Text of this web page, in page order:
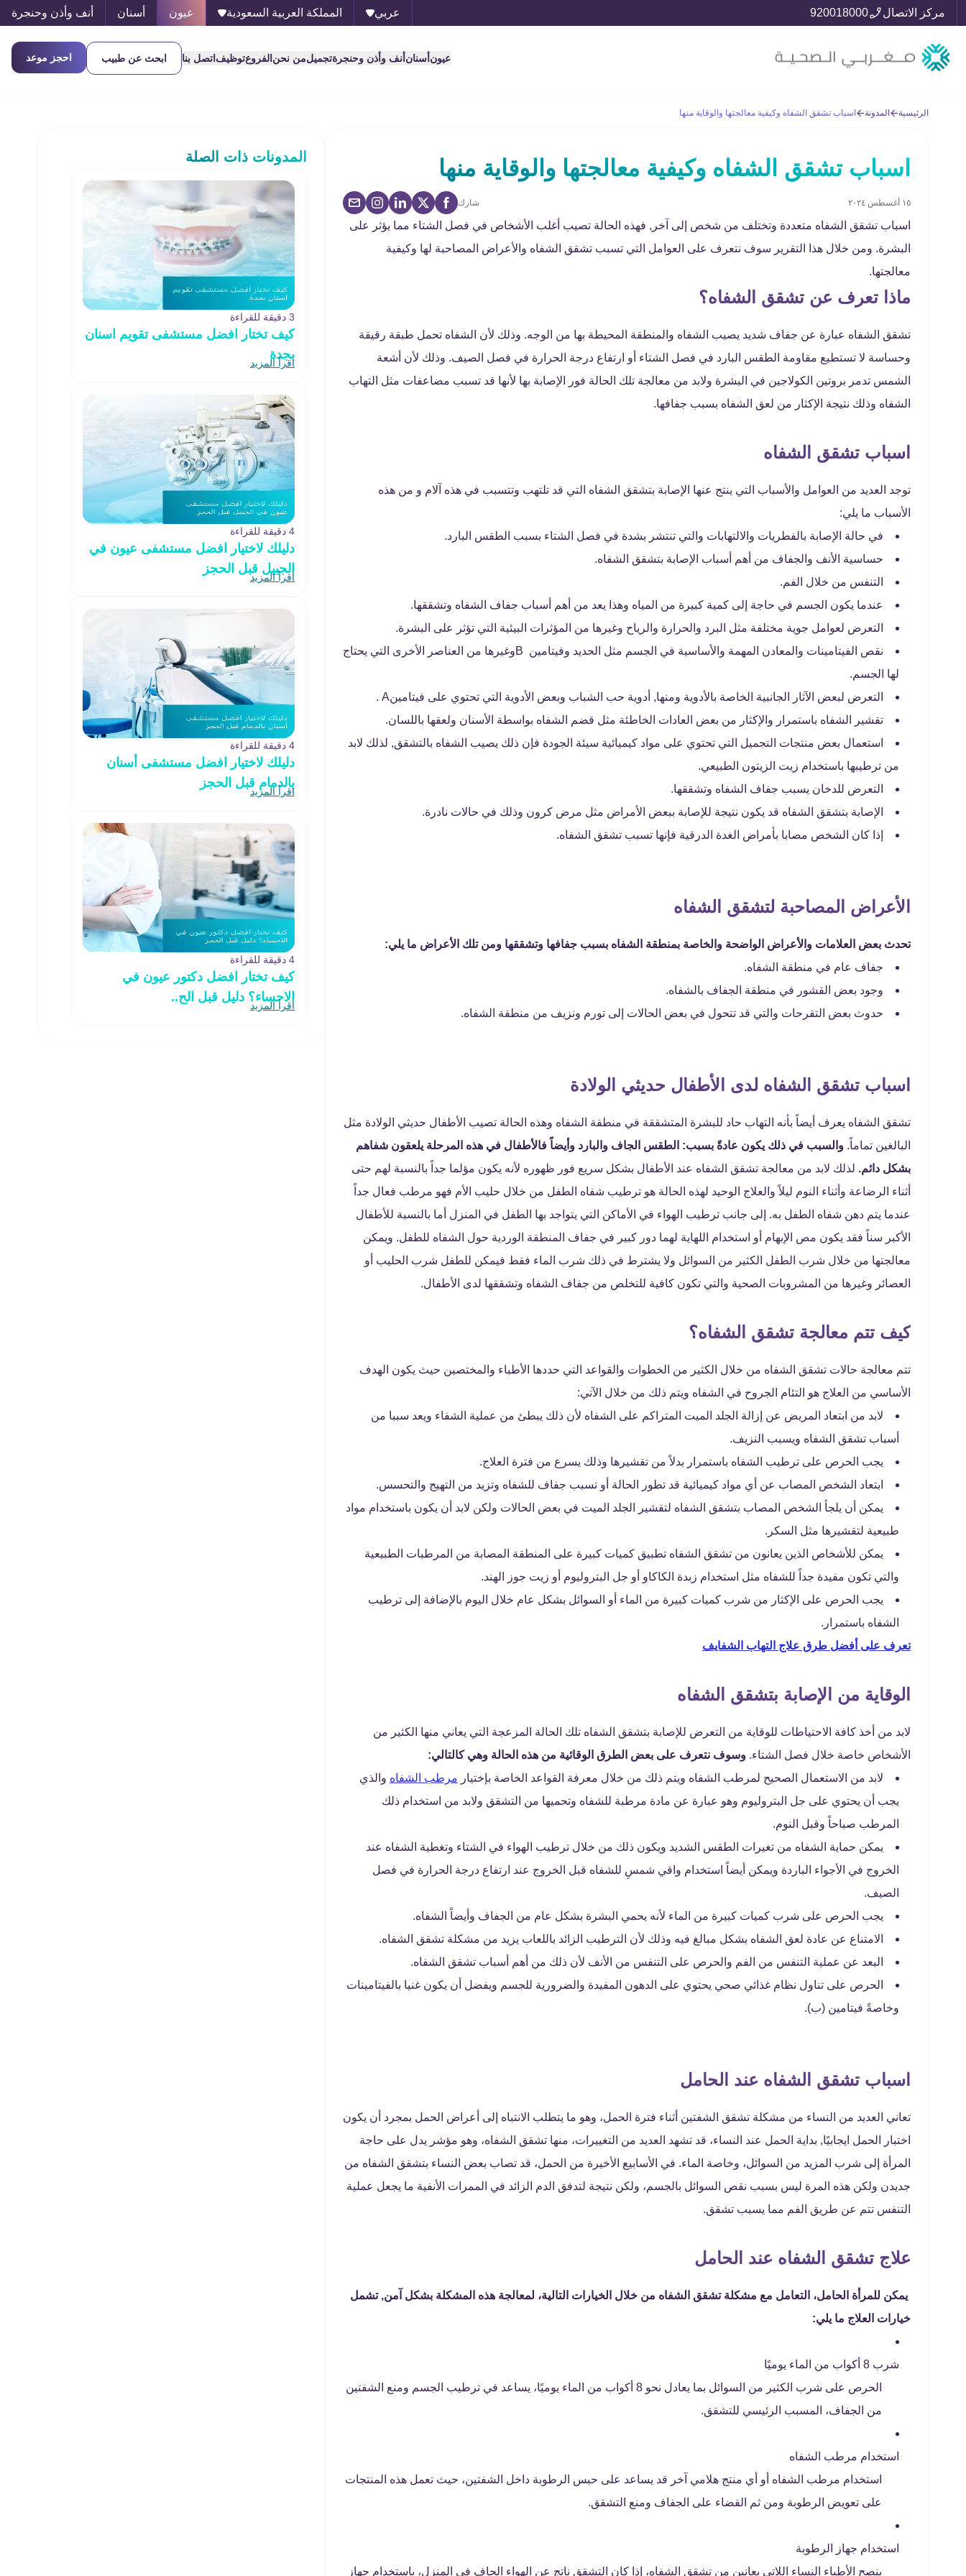
مركز الاتصال 920018000 عربي المملكة العربية السعودية عيون أسنان أنف وأذن وحنجرة
عيون أسنان أنف وأذن وحنجرةتجميلمن نحن الفروعتوظيف اتصل بنا ابحث عن طبيب احجز موعد
الرئيسية المدونة اسباب تشقق الشفاه وكيفية معالجتها والوقاية منها
اسباب تشقق الشفاه وكيفية معالجتها والوقاية منها
١٥ أغسطس ٢٠٢٤ شارك
اسباب تشقق الشفاه متعددة وتختلف من شخص إلى آخر, فهذه الحالة تصيب أغلب الأشخاص في فصل الشتاء مما يؤثر على
البشرة. ومن خلال هذا التقرير سوف نتعرف على العوامل التي تسبب تشقق الشفاه والأعراض المصاحبة لها وكيفية
معالجتها.
ماذا تعرف عن تشقق الشفاه؟
تشقق الشفاه عبارة عن جفاف شديد يصيب الشفاه والمنطقة المحيطة بها من الوجه. وذلك لأن الشفاه تحمل طبقة رقيقة
وحساسة لا تستطيع مقاومة الطقس البارد في فصل الشتاء أو ارتفاع درجة الحرارة في فصل الصيف. وذلك لأن أشعة
الشمس تدمر بروتين الكولاجين في البشرة ولابد من معالجة تلك الحالة فور الإصابة بها لأنها قد تسبب مضاعفات مثل التهاب
الشفاه وذلك نتيجة الإكثار من لعق الشفاه بسبب جفافها.
اسباب تشقق الشفاه
توجد العديد من العوامل والأسباب التي ينتج عنها الإصابة بتشقق الشفاه التي قد تلتهب وتتسبب في هذه آلام و من هذه
الأسباب ما يلي:
في حالة الإصابة بالفطريات والالتهابات والتي تنتشر بشدة في فصل الشتاء بسبب الطقس البارد.
حساسية الأنف والجفاف من أهم أسباب الإصابة بتشقق الشفاه.
التنفس من خلال الفم.
عندما يكون الجسم في حاجة إلى كمية كبيرة من المياه وهذا يعد من أهم أسباب جفاف الشفاه وتشققها.
التعرض لعوامل جوية مختلفة مثل البرد والحرارة والرياح وغيرها من المؤثرات البيئية التي تؤثر على البشرة.
نقص الفيتامينات والمعادن المهمة والأساسية في الجسم مثل الحديد وفيتامين Bوغيرها من العناصر الأخرى التي يحتاج
لها الجسم.
التعرض لبعض الآثار الجانبية الخاصة بالأدوية ومنها, أدوية حب الشباب وبعض الأدوية التي تحتوي على فيتامينA .
تقشير الشفاه باستمرار والإكثار من بعض العادات الخاطئة مثل قضم الشفاه بواسطة الأسنان ولعقها باللسان.
استعمال بعض منتجات التجميل التي تحتوي على مواد كيميائية سيئة الجودة فإن ذلك يصيب الشفاه بالتشقق, لذلك لابد
من ترطيبها باستخدام زيت الزيتون الطبيعي.
التعرض للدخان يسبب جفاف الشفاه وتشققها.
الإصابة بتشقق الشفاه قد يكون نتيجة للإصابة ببعض الأمراض مثل مرض كرون وذلك في حالات نادرة.
إذا كان الشخص مصابا بأمراض الغدة الدرقية فإنها تسبب تشقق الشفاه.
الأعراض المصاحبة لتشقق الشفاه
تحدث بعض العلامات والأعراض الواضحة والخاصة بمنطقة الشفاه بسبب جفافها وتشققها ومن تلك الأعراض ما يلي:
جفاف عام في منطقة الشفاه.
وجود بعض القشور في منطقة الجفاف بالشفاه.
حدوث بعض التقرحات والتي قد تتحول في بعض الحالات إلى تورم ونزيف من منطقة الشفاه.
اسباب تشقق الشفاه لدى الأطفال حديثي الولادة
تشقق الشفاه يعرف أيضاً بأنه التهاب حاد للبشرة المتشققة في منطقة الشفاه وهذه الحالة تصيب الأطفال حديثي الولادة مثل
البالغين تماماً. والسبب في ذلك يكون عادةً بسبب: الطقس الجاف والبارد وأيضاً فالأطفال في هذه المرحلة يلعقون شفاهم
بشكل دائم. لذلك لابد من معالجة تشقق الشفاه عند الأطفال بشكل سريع فور ظهوره لأنه يكون مؤلما جداً بالنسبة لهم حتى
أثناء الرضاعة وأثناء النوم ليلاً والعلاج الوحيد لهذه الحالة هو ترطيب شفاه الطفل من خلال حليب الأم فهو مرطب فعال جداً
عندما يتم دهن شفاه الطفل به. إلى جانب ترطيب الهواء في الأماكن التي يتواجد بها الطفل في المنزل أما بالنسبة للأطفال
الأكبر سناً فقد يكون مص الإبهام أو استخدام اللهاية لهما دور كبير في جفاف المنطقة الوردية حول الشفاه للطفل. ويمكن
معالجتها من خلال شرب الطفل الكثير من السوائل ولا يشترط في ذلك شرب الماء فقط فيمكن للطفل شرب الحليب أو
العصائر وغيرها من المشروبات الصحية والتي تكون كافية للتخلص من جفاف الشفاه وتشققها لدى الأطفال.
كيف تتم معالجة تشقق الشفاه؟
تتم معالجة حالات تشقق الشفاه من خلال الكثير من الخطوات والقواعد التي حددها الأطباء والمختصين حيث يكون الهدف
الأساسي من العلاج هو التئام الجروح في الشفاه ويتم ذلك من خلال الآتي:
لابد من ابتعاد المريض عن إزالة الجلد الميت المتراكم على الشفاه لأن ذلك يبطئ من عملية الشفاء ويعد سببا من
أسباب تشقق الشفاه ويسبب النزيف.
يجب الحرص على ترطيب الشفاه باستمرار بدلاً من تقشيرها وذلك يسرع من فترة العلاج.
ابتعاد الشخص المصاب عن أي مواد كيميائية قد تطور الحالة أو تسبب جفاف للشفاه وتزيد من التهيج والتحسس.
يمكن أن يلجأ الشخص المصاب بتشقق الشفاه لتقشير الجلد الميت في بعض الحالات ولكن لابد أن يكون باستخدام مواد
طبيعية لتقشيرها مثل السكر.
يمكن للأشخاص الذين يعانون من تشقق الشفاه تطبيق كميات كبيرة على المنطقة المصابة من المرطبات الطبيعية
والتي تكون مفيدة جداً للشفاه مثل استخدام زبدة الكاكاو أو جل البتروليوم أو زيت جوز الهند.
يجب الحرص على الإكثار من شرب كميات كبيرة من الماء أو السوائل بشكل عام خلال اليوم بالإضافة إلى ترطيب
الشفاه باستمرار.
تعرف على أفضل طرق علاج التهاب الشفايف
الوقاية من الإصابة بتشقق الشفاه
لابد من أخذ كافة الاحتياطات للوقاية من التعرض للإصابة بتشقق الشفاه تلك الحالة المزعجة التي يعاني منها الكثير من
الأشخاص خاصة خلال فصل الشتاء. وسوف نتعرف على بعض الطرق الوقائية من هذه الحالة وهي كالتالي:
لابد من الاستعمال الصحيح لمرطب الشفاه ويتم ذلك من خلال معرفة القواعد الخاصة بإختيار مرطب الشفاه والذي
يجب أن يحتوي على جل البتروليوم وهو عبارة عن مادة مرطبة للشفاه وتحميها من التشقق ولابد من استخدام ذلك
المرطب صباحاً وقبل النوم.
يمكن حماية الشفاه من تغيرات الطقس الشديد ويكون ذلك من خلال ترطيب الهواء في الشتاء وتغطية الشفاه عند
الخروج في الأجواء الباردة ويمكن أيضاً استخدام واقي شمسِ للشفاه قبل الخروج عند ارتفاع درجة الحرارة في فصل
الصيف.
يجب الحرص على شرب كميات كبيرة من الماء لأنه يحمي البشرة بشكل عام من الجفاف وأيضاً الشفاه.
الامتناع عن عادة لعق الشفاه بشكل مبالغ فيه وذلك لأن الترطيب الزائد باللعاب يزيد من مشكلة تشقق الشفاه.
البعد عن عملية التنفس من الفم والحرص على التنفس من الأنف لأن ذلك من أهم أسباب تشقق الشفاه.
الحرص على تناول نظام غذائي صحي يحتوي على الدهون المفيدة والضرورية للجسم ويفضل أن يكون غنيا بالفيتامينات
وخاصةً فيتامين (ب).
اسباب تشقق الشفاه عند الحامل
تعاني العديد من النساء من مشكلة تشقق الشفتين أثناء فترة الحمل، وهو ما يتطلب الانتباه إلى أعراض الحمل بمجرد أن يكون
اختبار الحمل ايجابيًا, بداية الحمل عند النساء، قد تشهد العديد من التغييرات، منها تشقق الشفاه، وهو مؤشر يدل على حاجة
المرأة إلى شرب المزيد من السوائل، وخاصة الماء. في الأسابيع الأخيرة من الحمل، قد تصاب بعض النساء بتشقق الشفاه من
جديدن ولكن هذه المرة ليس بسبب نقص السوائل بالجسم، ولكن نتيجة لتدفق الدم الزائد في الممرات الأنفية ما يجعل عملية
التنفس تتم عن طريق الفم مما يسبب تشقق.
علاج تشقق الشفاه عند الحامل
يمكن للمرأة الحامل، التعامل مع مشكلة تشقق الشفاه من خلال الخيارات التالية، لمعالجة هذه المشكلة بشكل آمن, تشمل
خيارات العلاج ما يلي:
شرب 8 أكواب من الماء يوميًا
الحرص على شرب الكثير من السوائل بما يعادل نحو 8 أكواب من الماء يوميًا، يساعد في ترطيب الجسم ومنع الشفتين
من الجفاف، المسبب الرئيسي للتشقق.
استخدام مرطب الشفاه
استخدام مرطب الشفاه أو أي منتج هلامي آخر قد يساعد على حبس الرطوبة داخل الشفتين، حيث تعمل هذه المنتجات
على تعويض الرطوبة ومن ثم القضاء على الجفاف ومنع التشقق.
استخدام جهاز الرطوبة
ينصح الأطباء النساء اللاتي يعانين من تشقق الشفاه، إذا كان التشقق ناتج عن الهواء الجاف في المنزل، باستخدام جهاز
المدونات ذات الصلة
3 دقيقة للقراءة
كيف تختار افضل مستشفى تقويم اسنان
بجدة
اقرأ المزيد
4 دقيقة للقراءة
دليلك لاختيار افضل مستشفى عيون في
الجبيل قبل الحجز
اقرأ المزيد
4 دقيقة للقراءة
دليلك لاختيار افضل مستشفى أسنان
بالدمام قبل الحجز
اقرأ المزيد
4 دقيقة للقراءة
كيف تختار افضل دكتور عيون في
الاحساء؟ دليل قبل الح..
اقرأ المزيد